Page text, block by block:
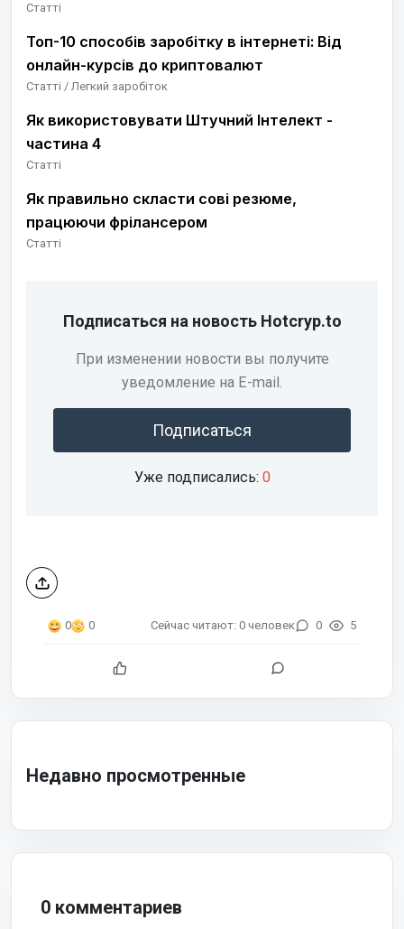
Статті
Топ-10 способів заробітку в інтернеті: Від
онлайн-курсів до криптовалют
Статті / Легкий заробіток
Як використовувати Штучний Інтелект -
частина 4
Статті
Як правильно скласти сові резюме,
працюючи фрілансером
Статті
Подписаться на новость Hotcryp.to
При изменении новости вы получите
уведомление на E-mail.
Подписаться
Уже подписались: 0
0 0 Сейчас читают: 0 человек 0 5
Недавно просмотренные
0 комментариев